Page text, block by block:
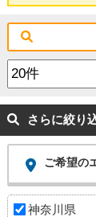
さらに絞り
ご希望の
神奈川県